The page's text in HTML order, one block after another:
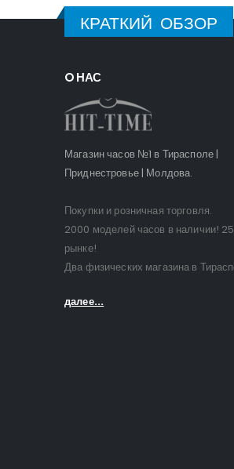
КРАТКИЙ ОБЗОР
O НАС
Магазин часов №1 в Тирасполе |
Приднестровье | Молдова.
Покупки и розничная торговля.
2000 моделей часов в наличии!
рынке!
Два физических магазина в
далее...